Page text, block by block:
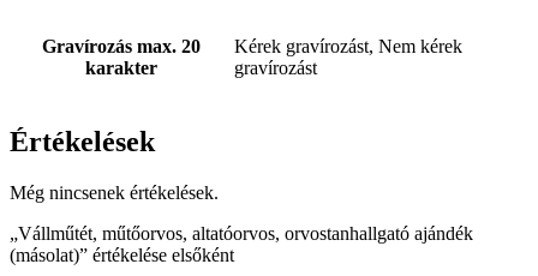
Gravírozás max. 20
karakter
Kérek gravírozást, Nem kérek
gravírozást
Értékelések
Még nincsenek értékelések.
„Vállműtét, műtőorvos, altatóorvos, orvostanhallgató ajándék
(másolat)” értékelése elsőként